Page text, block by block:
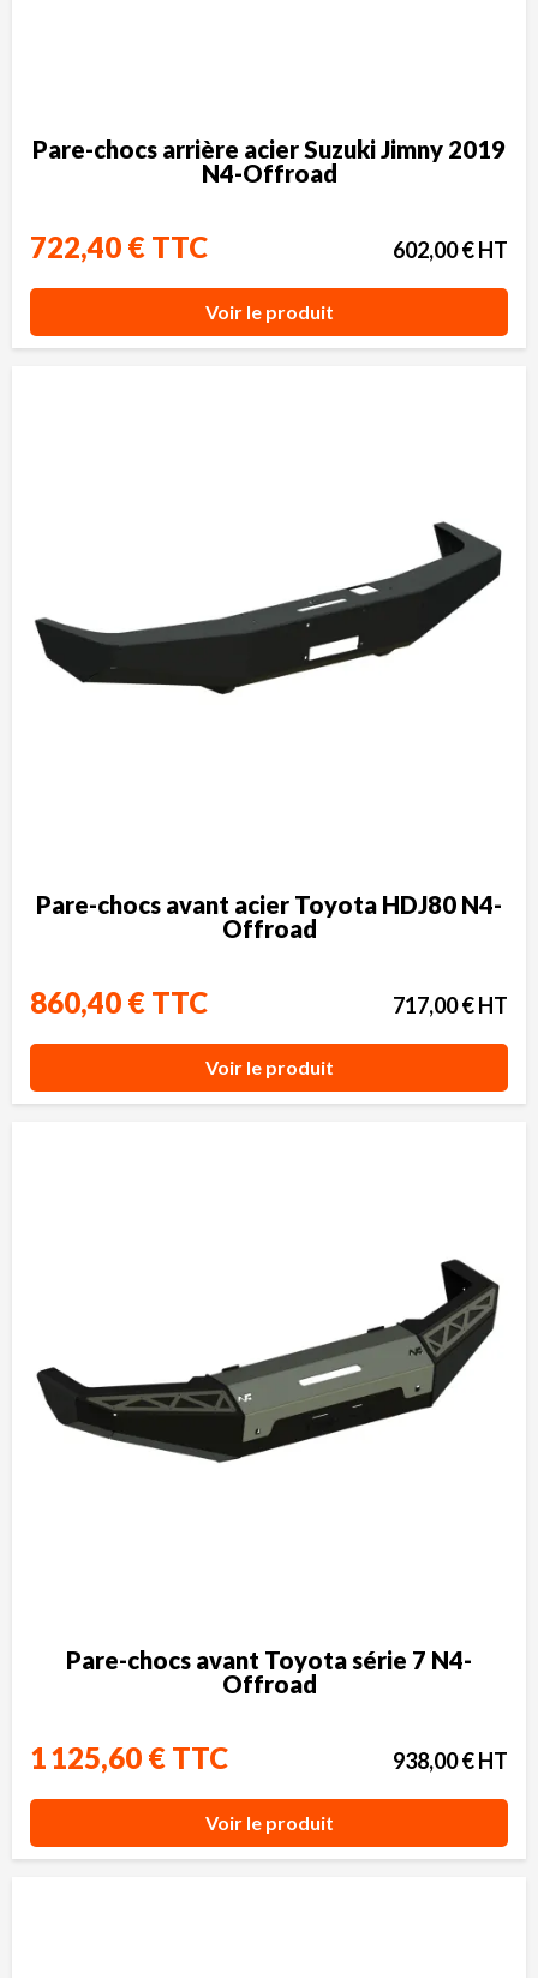
Pare-chocs arrière acier Suzuki Jimny 2019
N4-Offroad
722,40 € TTC 602,00 € HT
Voir le produit
Pare-chocs avant acier Toyota HDJ80 N4-
Offroad
860,40 € TTC 717,00 € HT
Voir le produit
Pare-chocs avant Toyota série 7 N4-
Offroad
1 125,60 € TTC 938,00 € HT
Voir le produit